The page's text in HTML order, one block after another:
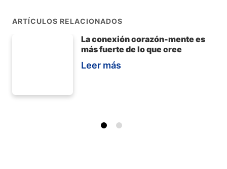
ARTÍCULOS RELACIONADOS
La conexión corazón-mente es
más fuerte de lo que cree
Leer más